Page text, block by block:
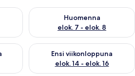
elok. 6 - elok. 7
Huomenna
elok. 7 - elok. 8
Tarkista huomisen saatavuus
saatavuus elok. 7 - elok. 9
Ensi viikonloppuna
elok. 14 - elok. 16
Tarkista ensi viikonlopun